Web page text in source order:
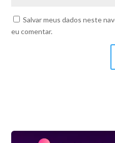
Salvar meus dados neste
eu comentar.